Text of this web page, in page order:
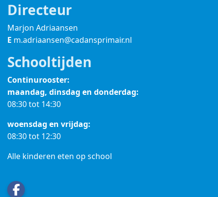
Directeur
Marjon Adriaansen
E m.adriaansen@cadansprimair.nl
Schooltijden
Continurooster:
maandag, dinsdag en donderdag:
08:30 tot 14:30
woensdag en vrijdag:
08:30 tot 12:30
Alle kinderen eten op school